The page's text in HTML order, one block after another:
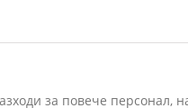
за повече персонал,